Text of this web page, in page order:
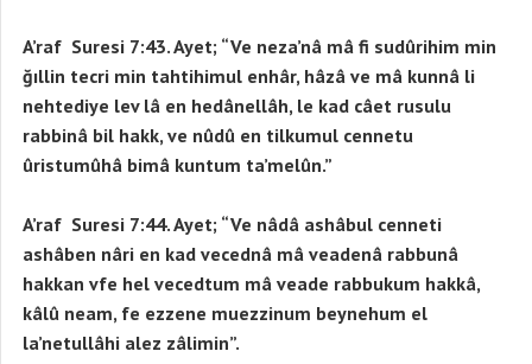
A’raf Suresi 7:43. Ayet; “Ve neza’nâ mâ fi sudûrihim min
ğıllin tecri min tahtihimul enhâr, hâzâ ve mâ kunnâ li
nehtediye lev lâ en hedânellâh, le kad câet rusulu
rabbinâ bil hakk, ve nûdû en tilkumul cennetu
ûristumûhâ bimâ kuntum ta’melûn.”
A’raf Suresi 7:44. Ayet; “Ve nâdâ ashâbul cenneti
ashâben nâri en kad vecednâ mâ veadenâ rabbunâ
hakkan vfe hel vecedtum mâ veade rabbukum hakkâ,
kâlû neam, fe ezzene muezzinum beynehum el
la’netullâhi alez zâlimin”.